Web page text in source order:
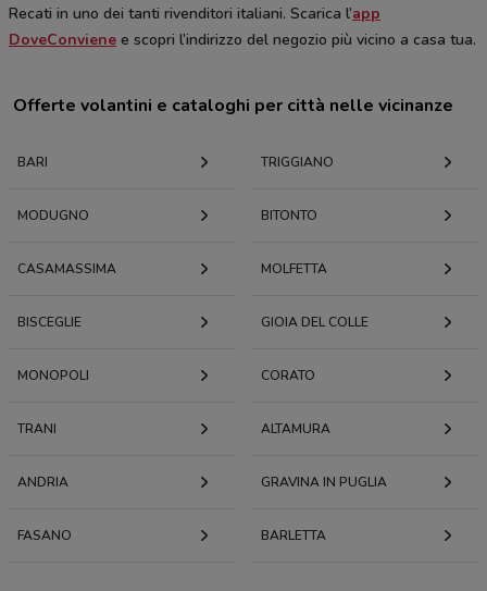
Recati in uno dei tanti rivenditori italiani. Scarica l’app
DoveConviene e scopri l’indirizzo del negozio più vicino a casa tua.
Offerte volantini e cataloghi per città nelle vicinanze
BARI TRIGGIANO
MODUGNO BITONTO
CASAMASSIMA MOLFETTA
BISCEGLIE GIOIA DEL COLLE
MONOPOLI CORATO
TRANI ALTAMURA
ANDRIA GRAVINA IN PUGLIA
FASANO BARLETTA